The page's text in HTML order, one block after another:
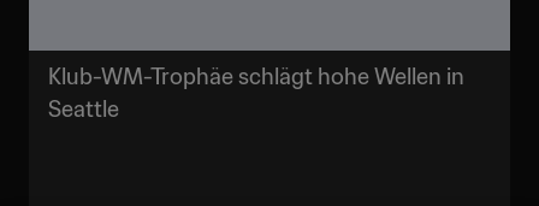
Klub-WM-Trophäe schlägt hohe Wellen in
Seattle